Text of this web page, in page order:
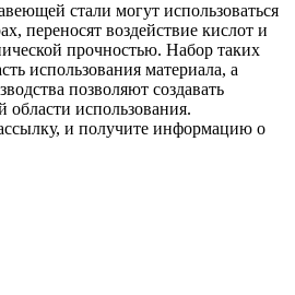
стали могут использоваться
переносят воздействие кислот и
прочностью. Набор таких
использования материала, а
позволяют создавать
использования.
и получите информацию о